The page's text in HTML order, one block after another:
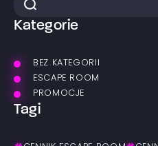
Kategorie
BEZ KATEGORII
ESCAPE ROOM
PROMOCJE
Tagi